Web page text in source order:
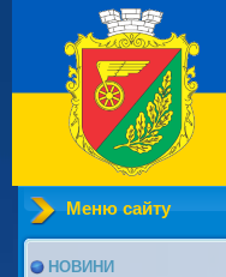
Меню сайту
НОВИНИ